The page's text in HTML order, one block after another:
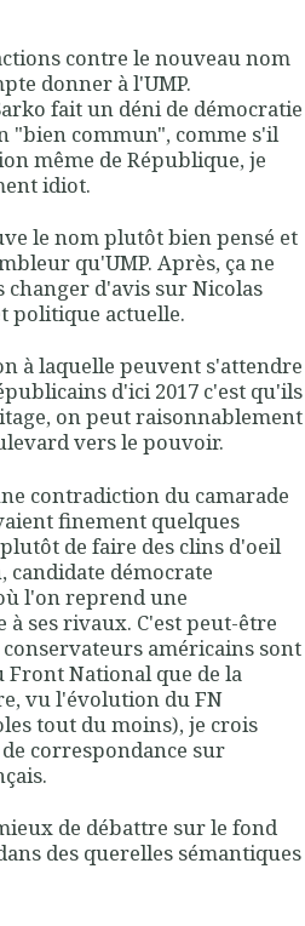
contre le nouveau nom
donner à l'UMP.
fait un déni de démocratie
"bien commun", comme s'il
même de République, je
idiot.
le nom plutôt bien pensé et
qu'UMP. Après, ça ne
d'avis sur Nicolas
politique actuelle.
à laquelle peuvent s'attendre
d'ici 2017 c'est qu'ils
on peut raisonnablement
vers le pouvoir.
contradiction du camarade
finement quelques
de faire des clins d'oeil
candidate démocrate
l'on reprend une
ses rivaux. C'est peut-être
américains sont
National que de la
vu l'évolution du FN
tout du moins), je crois
correspondance sur
de débattre sur le fond
des querelles sémantiques